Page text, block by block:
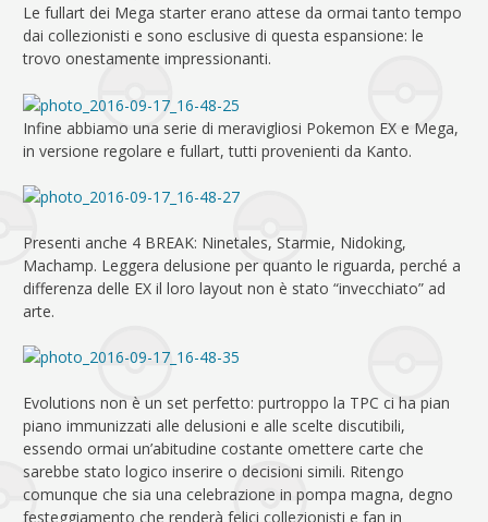
Le fullart dei Mega starter erano attese da ormai tanto tempo
dai collezionisti e sono esclusive di questa espansione: le
trovo onestamente impressionanti.
Infine abbiamo una serie di meravigliosi Pokemon EX e Mega,
in versione regolare e fullart, tutti provenienti da Kanto.
Presenti anche 4 BREAK: Ninetales, Starmie, Nidoking,
Machamp. Leggera delusione per quanto le riguarda, perché a
differenza delle EX il loro layout non è stato “invecchiato” ad
arte.
Evolutions non è un set perfetto: purtroppo la TPC ci ha pian
piano immunizzati alle delusioni e alle scelte discutibili,
essendo ormai un’abitudine costante omettere carte che
sarebbe stato logico inserire o decisioni simili. Ritengo
comunque che sia una celebrazione in pompa magna, degno
festeggiamento che renderà felici collezionisti e fan in